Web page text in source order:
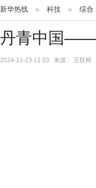
新华热线 科技 综合
丹青中国
2024-11-23 11:03 来源： 互联网